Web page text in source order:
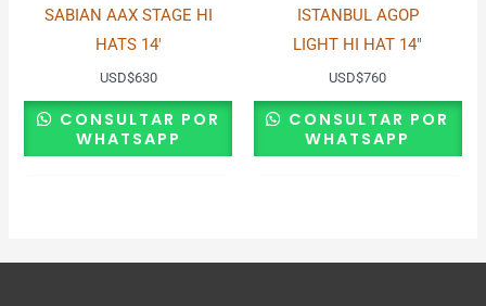
SABIAN AAX STAGE HI
HATS 14′
USD$630
CONSULTAR POR
WHATSAPP
ISTANBUL AGOP
LIGHT HI HAT 14″
USD$760
CONSULTAR POR
WHATSAPP